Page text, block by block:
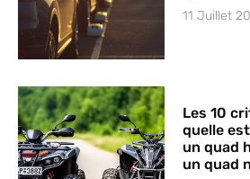
11 Juillet
Les 10
quelle
un quad
un quad